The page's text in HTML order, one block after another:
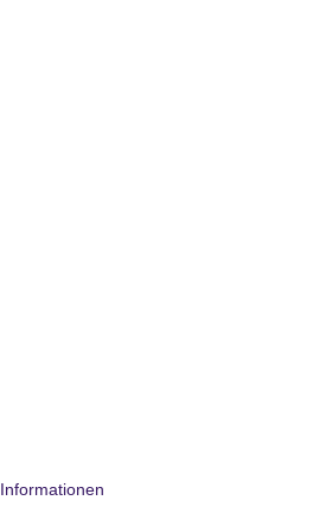
Informationen